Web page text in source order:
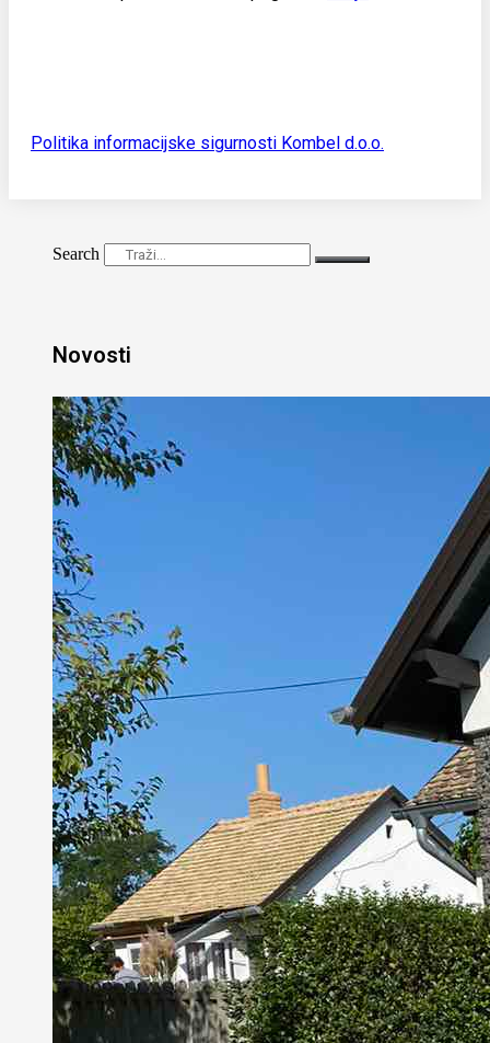
Politika informacijske sigurnosti Kombel d.o.o.
Search
Novosti